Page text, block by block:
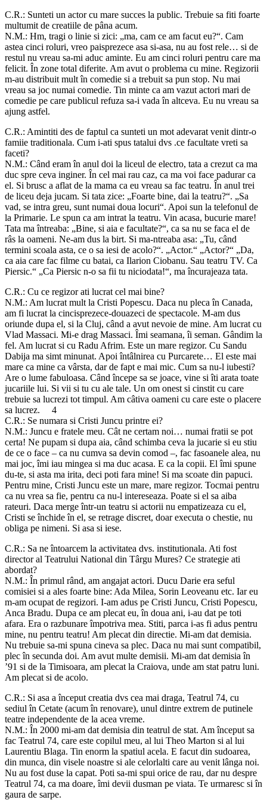
C.R.: Sunteti un actor cu mare succes la public. Trebuie sa fiti foarte
multumit de creatiile de pâna acum.
N.M.: Hm, tragi o linie si zici: „ma, cam ce am facut eu?“. Cam
astea cinci roluri, vreo paisprezece asa si-asa, nu au fost rele… si de
restul nu vreau sa-mi aduc aminte. Eu am cinci roluri pentru care ma
felicit. În zone total diferite. Am avut o problema cu mine. Regizorii
m-au distribuit mult în comedie si a trebuit sa pun stop. Nu mai
vreau sa joc numai comedie. Tin minte ca am vazut actori mari de
comedie pe care publicul refuza sa-i vada în altceva. Eu nu vreau sa
ajung astfel.
C.R.: Amintiti des de faptul ca sunteti un mot adevarat venit dintr-o
famiie traditionala. Cum i-ati spus tatalui dvs .ce facultate vreti sa
faceti?
N.M.: Când eram în anul doi la liceul de electro, tata a crezut ca ma
duc spre ceva inginer. În cel mai rau caz, ca ma voi face padurar ca
el. Si brusc a aflat de la mama ca eu vreau sa fac teatru. În anul trei
de liceu deja jucam. Si tata zice: „Foarte bine, dai la teatru?“. „Sa
vad, se intra greu, sunt numai doua locuri“. Apoi sun la telefonul de
la Primarie. Le spun ca am intrat la teatru. Vin acasa, bucurie mare!
Tata ma întreaba: „Bine, si aia e facultate?“, ca sa nu se faca el de
râs la oameni. Ne-am dus la birt. Si ma-ntreaba asa: „Tu, când
termini scoala asta, ce o sa iesi de acolo?“. „Actor.“ „Actor?“ „Da,
ca aia care fac filme cu batai, ca Ilarion Ciobanu. Sau teatru TV. Ca
Piersic.“ „Ca Piersic n-o sa fii tu niciodata!“, ma încurajeaza tata.
C.R.: Cu ce regizor ati lucrat cel mai bine?
N.M.: Am lucrat mult la Cristi Popescu. Daca nu pleca în Canada,
am fi lucrat la cincisprezece-douazeci de spectacole. M-am dus
oriunde dupa el, si la Cluj, când a avut nevoie de mine. Am lucrat cu
Vlad Massaci. Mi-e drag Massaci. Îmi seamana, îi seman. Gândim la
fel. Am lucrat si cu Radu Afrim. Este un mare regizor. Cu Sandu
Dabija ma simt minunat. Apoi întâlnirea cu Purcarete… El este mai
mare ca mine ca vârsta, dar de fapt e mai mic. Cum sa nu-l iubesti?
Are o lume fabuloasa. Când începe sa se joace, vine si îti arata toate
jucariile lui. Si vii si tu cu ale tale. Un om onest si cinstit cu care
trebuie sa lucrezi tot timpul. Am câtiva oameni cu care este o placere
sa lucrez. 4
C.R.: Se numara si Cristi Juncu printre ei?
N.M.: Juncu e fratele meu. Cât ne certam noi… numai fratii se pot
certa! Ne pupam si dupa aia, când schimba ceva la jucarie si eu stiu
de ce o face – ca nu cumva sa devin comod –, fac fasoanele alea, nu
mai joc, îmi iau mingea si ma duc acasa. E ca la copii. El îmi spune
du-te, si asta ma irita, deci poti fara mine! Si ma scoate din papuci.
Pentru mine, Cristi Juncu este un mare, mare regizor. Tocmai pentru
ca nu vrea sa fie, pentru ca nu-l intereseaza. Poate si el sa aiba
rateuri. Daca merge într-un teatru si actorii nu empatizeaza cu el,
Cristi se închide în el, se retrage discret, doar executa o chestie, nu
obliga pe nimeni. Si asa si iese.
C.R.: Sa ne întoarcem la activitatea dvs. institutionala. Ati fost
director al Teatrului National din Târgu Mures? Ce strategie ati
abordat?
N.M.: În primul rând, am angajat actori. Ducu Darie era seful
comisiei si a ales foarte bine: Ada Milea, Sorin Leoveanu etc. Iar eu
m-am ocupat de regizori. I-am adus pe Cristi Juncu, Cristi Popescu,
Anca Bradu. Dupa ce am plecat eu, în doua ani, i-au dat pe toti
afara. Era o razbunare împotriva mea. Stiti, parca i-as fi adus pentru
mine, nu pentru teatru! Am plecat din directie. Mi-am dat demisia.
Nu trebuie sa-mi spuna cineva sa plec. Daca nu mai sunt compatibil,
plec în secunda doi. Am avut multe demisii. Mi-am dat demisia în
’91 si de la Timisoara, am plecat la Craiova, unde am stat patru luni.
Am plecat si de acolo.
C.R.: Si asa a început creatia dvs cea mai draga, Teatrul 74, cu
sediul în Cetate (acum în renovare), unul dintre extrem de putinele
teatre independente de la acea vreme.
N.M.: În 2000 mi-am dat demisia din teatrul de stat. Am început sa
fac Teatrul 74, care este copilul meu, al lui Theo Marton si al lui
Laurentiu Blaga. Tin enorm la spatiul acela. E facut din sudoarea,
din munca, din visele noastre si ale celorlalti care au venit lânga noi.
Nu au fost duse la capat. Poti sa-mi spui orice de rau, dar nu despre
Teatrul 74, ca ma doare, îmi devii dusman pe viata. Te urmaresc si în
gaura de sarpe.